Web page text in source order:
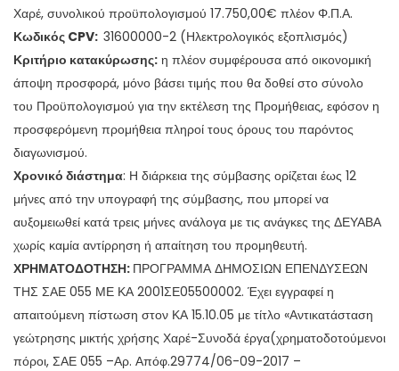
Χαρέ, συνολικού προϋπολογισμού 17.750,00€ πλέον Φ.Π.Α.
Κωδικός CPV: 31600000-2 (Ηλεκτρολογικός εξοπλισμός)
Κριτήριο κατακύρωσης: η πλέον συμφέρουσα από οικονομική
άποψη προσφορά, μόνο βάσει τιμής που θα δοθεί στο σύνολο
του Προϋπολογισμού για την εκτέλεση της Προμήθειας, εφόσον η
προσφερόμενη προμήθεια πληροί τους όρους του παρόντος
διαγωνισμού.
Χρονικό διάστημα: Η διάρκεια της σύμβασης ορίζεται έως 12
μήνες από την υπογραφή της σύμβασης, που μπορεί να
αυξομειωθεί κατά τρεις μήνες ανάλογα με τις ανάγκες της ΔΕΥΑΒΑ
χωρίς καμία αντίρρηση ή απαίτηση του προμηθευτή.
ΧΡΗΜΑΤΟΔΟΤΗΣΗ: ΠΡΟΓΡΑΜΜΑ ΔΗΜΟΣΙΩΝ ΕΠΕΝΔΥΣΕΩΝ
ΤΗΣ ΣΑΕ 055 ΜΕ ΚΑ 2001ΣΕ05500002. Έχει εγγραφεί η
απαιτούμενη πίστωση στον ΚΑ 15.10.05 με τίτλο «Αντικατάσταση
γεώτρησης μικτής χρήσης Χαρέ-Συνοδά έργα(χρηματοδοτούμενοι
πόροι, ΣΑΕ 055 –Αρ. Απόφ.29774/06-09-2017 –